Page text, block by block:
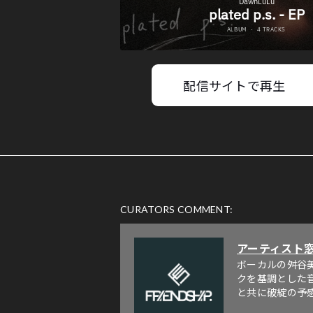
配信サイトで再生
CURATORS COMMENT:
アーティスト
ボーカルの舛谷
クを基調とした
と共に破綻の予